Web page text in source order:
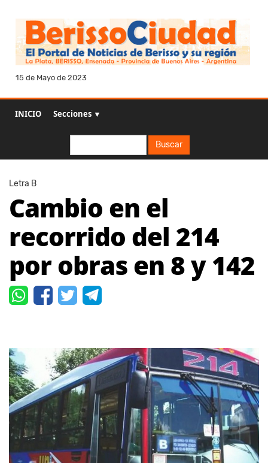
15 de Mayo de 2023
INICIO Secciones ▼
Buscar
Letra B
Cambio en el
recorrido del 214
por obras en 8 y 142